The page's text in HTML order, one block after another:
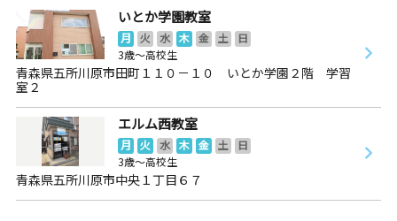
いとか学園教室
月 火 水 木 金 土
日
3歳～高校生
青森県五所川原市田町１１０－１０ いとか学園２階 学習
室２
エルム西教室
月 火 水 木 金 土
日
3歳～高校生
青森県五所川原市中央１丁目６７